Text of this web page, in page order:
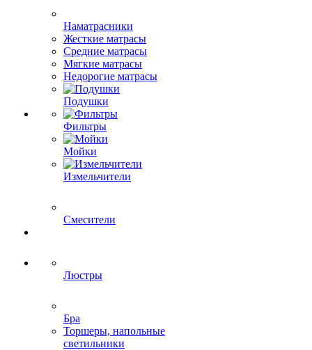
Наматрасники
Жесткие матрасы
Средние матрасы
Мягкие матрасы
Недорогие матрасы
Подушки
Фильтры
Мойки
Измельчители
Смесители
Люстры
Бра
Торшеры, напольные
светильники